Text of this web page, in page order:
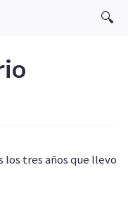
🔍
los tres años que llevo